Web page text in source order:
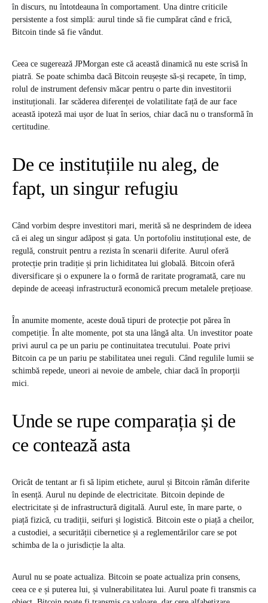
în discurs, nu întotdeauna în comportament. Una dintre criticile
persistente a fost simplă: aurul tinde să fie cumpărat când e frică,
Bitcoin tinde să fie vândut.
Ceea ce sugerează JPMorgan este că această dinamică nu este scrisă în
piatră. Se poate schimba dacă Bitcoin reușește să-și recapete, în timp,
rolul de instrument defensiv măcar pentru o parte din investitorii
instituționali. Iar scăderea diferenței de volatilitate față de aur face
această ipoteză mai ușor de luat în serios, chiar dacă nu o transformă în
certitudine.
De ce instituțiile nu aleg, de
fapt, un singur refugiu
Când vorbim despre investitori mari, merită să ne desprindem de ideea
că ei aleg un singur adăpost și gata. Un portofoliu instituțional este, de
regulă, construit pentru a rezista în scenarii diferite. Aurul oferă
protecție prin tradiție și prin lichiditatea lui globală. Bitcoin oferă
diversificare și o expunere la o formă de raritate programată, care nu
depinde de aceeași infrastructură economică precum metalele prețioase.
În anumite momente, aceste două tipuri de protecție pot părea în
competiție. În alte momente, pot sta una lângă alta. Un investitor poate
privi aurul ca pe un pariu pe continuitatea trecutului. Poate privi
Bitcoin ca pe un pariu pe stabilitatea unei reguli. Când regulile lumii se
schimbă repede, uneori ai nevoie de ambele, chiar dacă în proporții
mici.
Unde se rupe comparația și de
ce contează asta
Oricât de tentant ar fi să lipim etichete, aurul și Bitcoin rămân diferite
în esență. Aurul nu depinde de electricitate. Bitcoin depinde de
electricitate și de infrastructură digitală. Aurul este, în mare parte, o
piață fizică, cu tradiții, seifuri și logistică. Bitcoin este o piață a cheilor,
a custodiei, a securității cibernetice și a reglementărilor care se pot
schimba de la o jurisdicție la alta.
Aurul nu se poate actualiza. Bitcoin se poate actualiza prin consens,
ceea ce e și puterea lui, și vulnerabilitatea lui. Aurul poate fi transmis ca